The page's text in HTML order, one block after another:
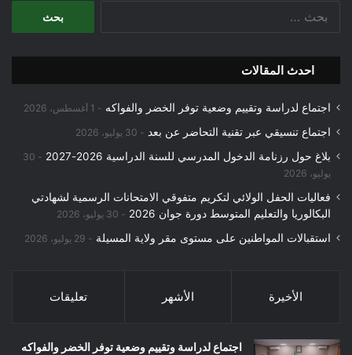
احدث المقالات
اجتماع لدراسة وتقييم وضعية توفر الخضر والفواكه 1 أغسطس، 2026
اجتماع تنسيقي عبر تقنية التحاضر عن بعد 30 يوليو، 2026
بلاغ حول رزنامة الدخول المدرسي للسنة الدراسية 2026-2027
30
يوليو، 2026
فعاليات الحفل الولائي لتكريم متفوقي الامتحانات الرسمية لشهادتي
البكالوريا والتعليم المتوسط دورة جوان 2026
30 يوليو، 2026
استقبالات المواطنين على مستوى مقر ولاية المسيلة 29 يوليو، 2026
الأخيرة الأشهر تعليقات
اجتماع لدراسة وتقييم وضعية توفر الخضر والفواكه